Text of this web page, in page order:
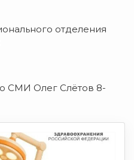
отделения
СМИ Олег Слётов 8-